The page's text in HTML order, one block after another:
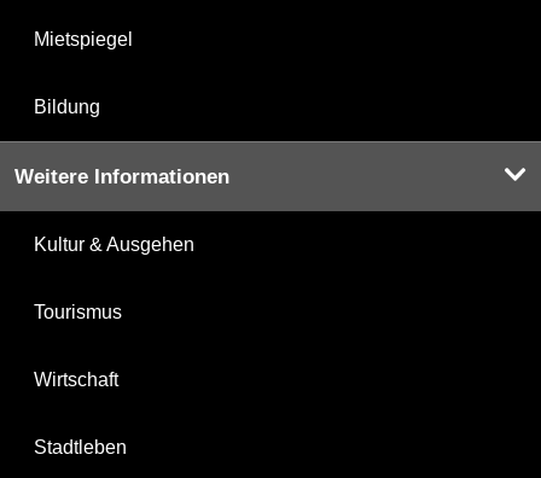
Mietspiegel
Bildung
Weitere Informationen
Kultur & Ausgehen
Tourismus
Wirtschaft
Stadtleben